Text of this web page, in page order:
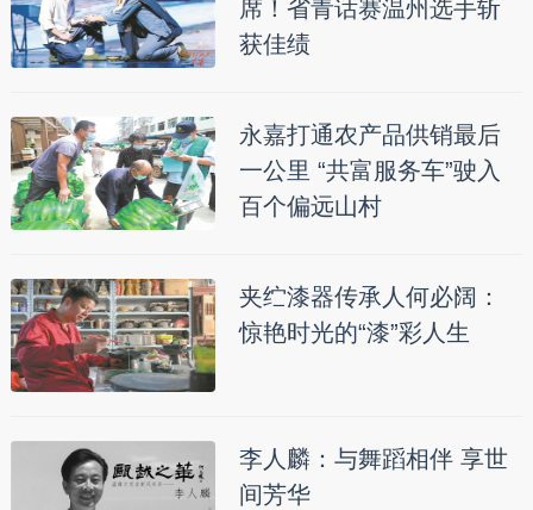
席！省青话赛温州选手斩
获佳绩
永嘉打通农产品供销最后
一公里 “共富服务车”驶入
百个偏远山村
夹纻漆器传承人何必阔：
惊艳时光的“漆”彩人生
李人麟：与舞蹈相伴 享世
间芳华